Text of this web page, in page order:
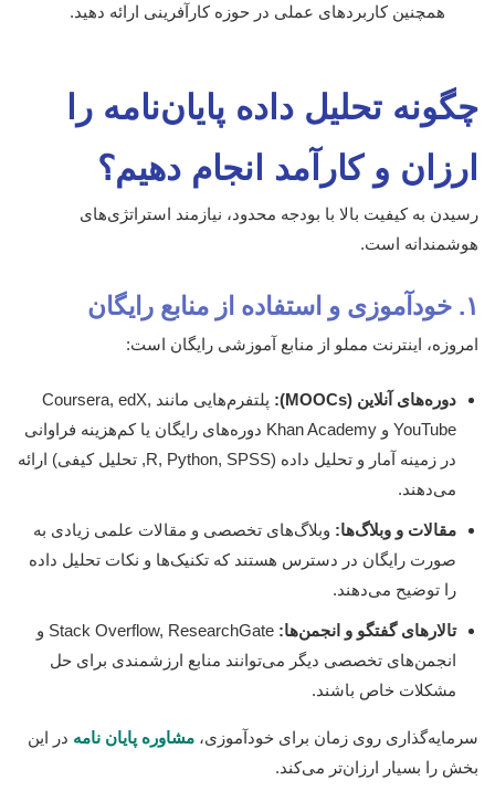
همچنین کاربردهای عملی در حوزه کارآفرینی ارائه دهید.
چگونه تحلیل داده پایان‌نامه را
ارزان و کارآمد انجام دهیم؟
رسیدن به کیفیت بالا با بودجه محدود، نیازمند استراتژی‌های
هوشمندانه است.
۱. خودآموزی و استفاده از منابع رایگان
امروزه، اینترنت مملو از منابع آموزشی رایگان است:
دوره‌های آنلاین (MOOCs):
پلتفرم‌هایی مانند Coursera, edX,
YouTube و Khan Academy دوره‌های رایگان یا کم‌هزینه فراوانی
در زمینه آمار و تحلیل داده (R, Python, SPSS, تحلیل کیفی) ارائه
می‌دهند.
مقالات و وبلاگ‌ها: وبلاگ‌های تخصصی و مقالات علمی زیادی به
صورت رایگان در دسترس هستند که تکنیک‌ها و نکات تحلیل داده
را توضیح می‌دهند.
تالارهای گفتگو و انجمن‌ها:
Stack Overflow, ResearchGate و
انجمن‌های تخصصی دیگر می‌توانند منابع ارزشمندی برای حل
مشکلات خاص باشند.
سرمایه‌گذاری روی زمان برای خودآموزی، مشاوره پایان نامه در این
بخش را بسیار ارزان‌تر می‌کند.